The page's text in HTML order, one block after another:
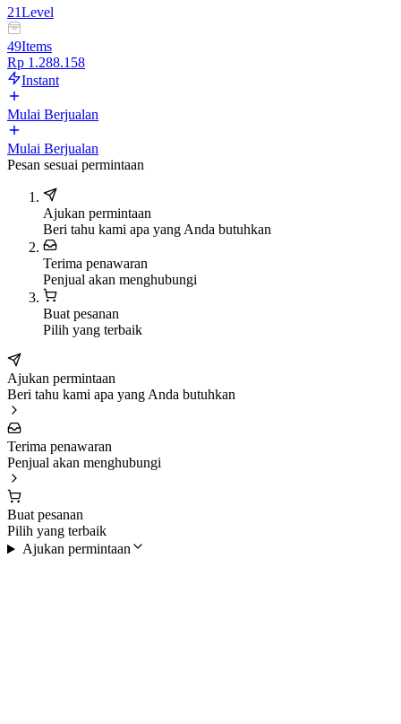
21Level
49Items
Rp 1.288.158
Instant
Mulai Berjualan
Mulai Berjualan
Pesan sesuai permintaan
Ajukan permintaan
Beri tahu kami apa yang Anda butuhkan
Terima penawaran
Penjual akan menghubungi
Buat pesanan
Pilih yang terbaik
Ajukan permintaan
Beri tahu kami apa yang Anda butuhkan
Terima penawaran
Penjual akan menghubungi
Buat pesanan
Pilih yang terbaik
Ajukan permintaan